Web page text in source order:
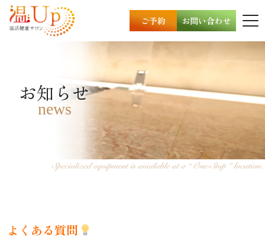
ご予約 お問い合わせ
お知らせ
news
よくある質問